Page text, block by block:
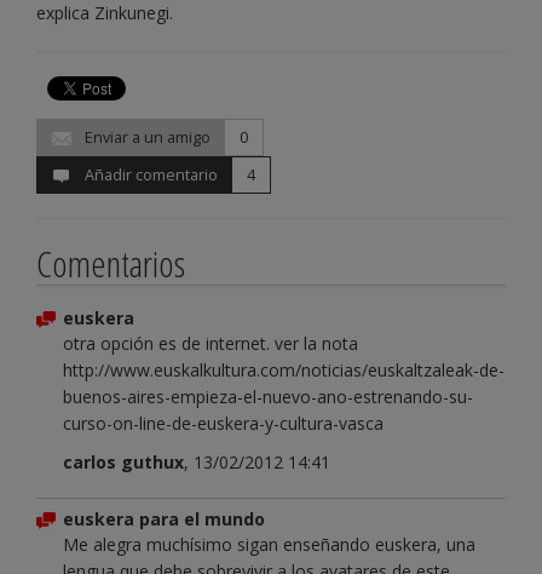
explica Zinkunegi.
Enviar a un amigo
0
Añadir comentario
4
Comentarios
euskera
otra opción es de internet. ver la nota
http://www.euskalkultura.com/noticias/euskaltzaleak-de-
buenos-aires-empieza-el-nuevo-ano-estrenando-su-
curso-on-line-de-euskera-y-cultura-vasca
carlos guthux, 13/02/2012 14:41
euskera para el mundo
Me alegra muchísimo sigan enseñando euskera, una